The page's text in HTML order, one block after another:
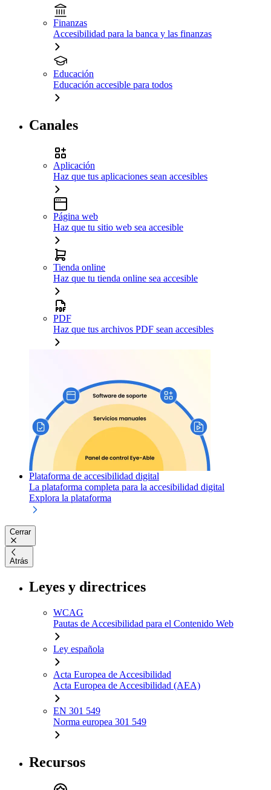
Finanzas
Accesibilidad para la banca y las finanzas
Educación
Educación accesible para todos
Canales
Aplicación
Haz que tus aplicaciones sean accesibles
Página web
Haz que tu sitio web sea accesible
Tienda online
Haz que tu tienda online sea accesible
PDF
Haz que tus archivos PDF sean accesibles
Plataforma de accesibilidad digital
La plataforma completa para la accesibilidad digital
Explora la plataforma
Cerrar
Atrás
Leyes y directrices
WCAG
Pautas de Accesibilidad para el Contenido Web
Ley española
Acta Europea de Accesibilidad
Acta Europea de Accesibilidad (AEA)
EN 301 549
Norma europea 301 549
Recursos